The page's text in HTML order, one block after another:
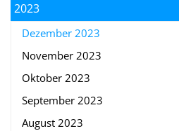
2023
Dezember 2023
November 2023
Oktober 2023
September 2023
August 2023